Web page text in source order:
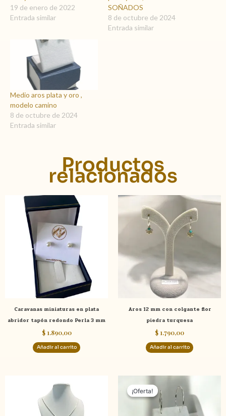
19 de enero de 2022
Entrada similar
SOÑADOS
8 de octubre de 2024
Entrada similar
Medio aros plata y oro ,
modelo camino
8 de octubre de 2024
Entrada similar
Productos
relacionados
Caravanas miniaturas en plata
abridor tapón redondo Perla 3 mm
$1.890,00
Añadir al carrito
Aros 12 mm con colgante flor
piedra turquesa
$ 1.790,00
Añadir al carrito
¡Oferta!
¡Oferta!
El
precio
original
era:
$ 2.590,00.
es:
$